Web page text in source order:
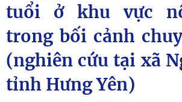
tuổi ở khu vực
trong bối cảnh
(nghiên cứu tại xã
tỉnh Hưng Yên)